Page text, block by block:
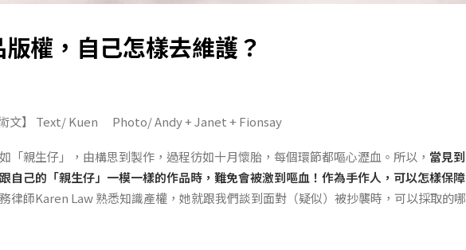
權，自己怎樣去維護？
術文】 Text/ Kuen Photo/ Andy + Janet + Fionsay
「親生仔」，由構思到製作，過程彷如十月懷胎，每個環節都嘔心瀝血。所以， 當見到
自己的「親生仔」一模一樣的作品時，難免會被激到嘔血！作為手作人，可以怎樣保障
律師Karen Law 熟悉知識產權，她就跟我們談到面對（疑似）被抄襲時，可以採取的哪